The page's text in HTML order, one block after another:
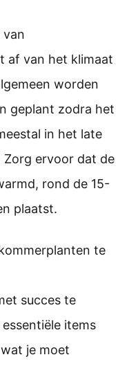
van
af van het klimaat
worden
geplant zodra het
in het late
ervoor dat de
rond de 15-
plaatst.
te
succes te
items
je moet